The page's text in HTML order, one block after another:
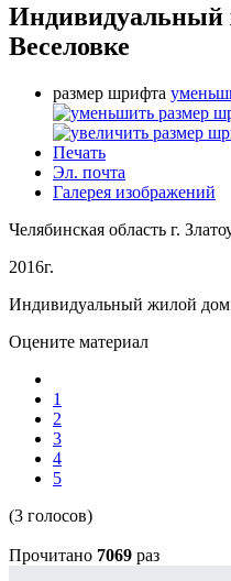
Индивидуальный
Веселовке
размер шрифта
Печать
Эл. почта
Галерея изображений
Челябинская область г.
2016г.
Индивидуальный жилой дом
Оцените материал
1
2
3
4
5
(3 голосов)
Прочитано 7069 раз